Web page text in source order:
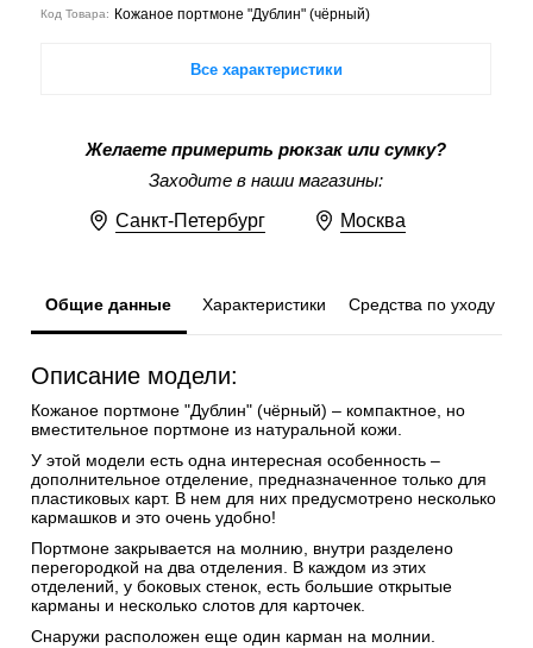
Код Товара: Кожаное портмоне "Дублин" (чёрный)
Все характеристики
Желаете примерить рюкзак или сумку?
Заходите в наши магазины:
Санкт-Петербург Москва
Общие данные Характеристики Средства по уходу
Описание модели:
Кожаное портмоне "Дублин" (чёрный) – компактное, но
вместительное портмоне из натуральной кожи.
У этой модели есть одна интересная особенность –
дополнительное отделение, предназначенное только для
пластиковых карт. В нем для них предусмотрено несколько
кармашков и это очень удобно!
Портмоне закрывается на молнию, внутри разделено
перегородкой на два отделения. В каждом из этих
отделений, у боковых стенок, есть большие открытые
карманы и несколько слотов для карточек.
Снаружи расположен еще один карман на молнии.